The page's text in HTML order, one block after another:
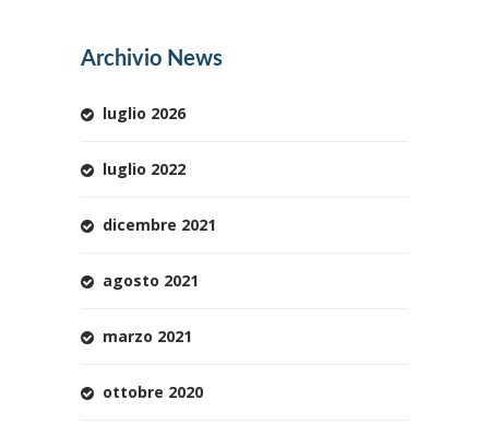
Archivio News
luglio 2026
luglio 2022
dicembre 2021
agosto 2021
marzo 2021
ottobre 2020